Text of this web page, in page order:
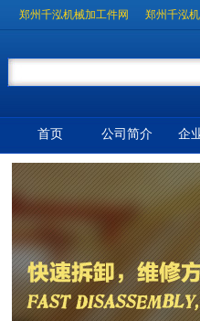
郑州千泓机械加工件网 郑州千泓
首页 公司简介 企